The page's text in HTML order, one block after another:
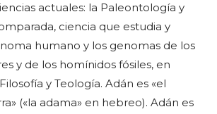
actuales: la Paleontología y
ciencia que estudia y
humano y los genomas de los
y de los homínidos fósiles, en
y Teología. Adán es «el
(«la adama» en hebreo). Adán es